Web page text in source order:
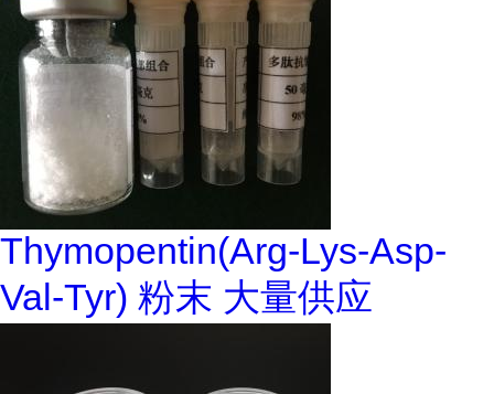
Thymopentin(Arg-Lys-Asp-
Val-Tyr) 粉末 大量供应